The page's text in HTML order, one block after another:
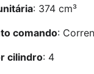
: 374 cm³
comando:
cilindro: 4